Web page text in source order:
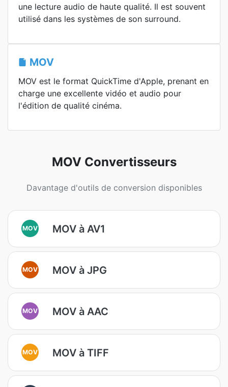
une lecture audio de haute qualité. Il est souvent
utilisé dans les systèmes de son surround.
MOV
MOV est le format QuickTime d'Apple, prenant en
charge une excellente vidéo et audio pour
l'édition de qualité cinéma.
MOV Convertisseurs
Davantage d'outils de conversion disponibles
MOV MOV à AV1
MOV MOV à JPG
MOV MOV à AAC
MOV MOV à TIFF